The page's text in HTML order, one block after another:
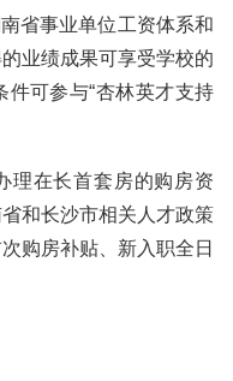
省事业单位工资体系和
业绩成果可享受学校的
可参与“杏林英才支持
理在长首套房的购房资
和长沙市相关人才政策
购房补贴、新入职全日